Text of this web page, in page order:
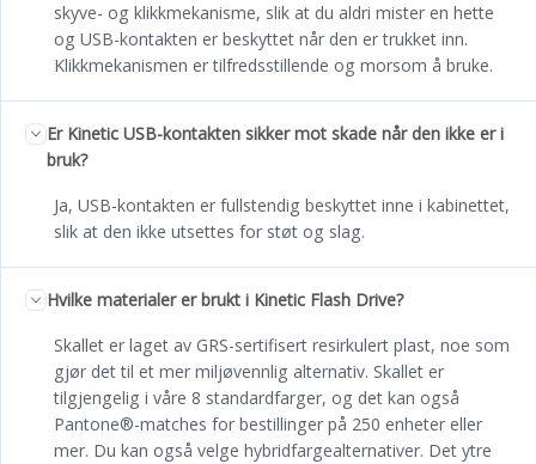
skyve- og klikkmekanisme, slik at du aldri mister en hette
og USB-kontakten er beskyttet når den er trukket inn.
Klikkmekanismen er tilfredsstillende og morsom å bruke.
Er Kinetic USB-kontakten sikker mot skade når den ikke er i
bruk?
Ja, USB-kontakten er fullstendig beskyttet inne i kabinettet,
slik at den ikke utsettes for støt og slag.
Hvilke materialer er brukt i Kinetic Flash Drive?
Skallet er laget av GRS-sertifisert resirkulert plast, noe som
gjør det til et mer miljøvennlig alternativ. Skallet er
tilgjengelig i våre 8 standardfarger, og det kan også
Pantone®-matches for bestillinger på 250 enheter eller
mer. Du kan også velge hybridfargealternativer. Det ytre